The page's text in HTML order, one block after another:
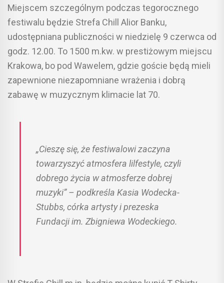
Miejscem szczególnym podczas tegorocznego
festiwalu będzie Strefa Chill Alior Banku,
udostępniana publiczności w niedzielę 9 czerwca od
godz. 12.00. To 1500 m.kw. w prestiżowym miejscu
Krakowa, bo pod Wawelem, gdzie goście będą mieli
zapewnione niezapomniane wrażenia i dobrą
zabawę w muzycznym klimacie lat 70.
„Cieszę się, że festiwalowi zaczyna
towarzyszyć atmosfera lilfestyle, czyli
dobrego życia w atmosferze dobrej
muzyki” – podkreśla Kasia Wodecka-
Stubbs, córka artysty i prezeska
Fundacji im. Zbigniewa Wodeckiego.